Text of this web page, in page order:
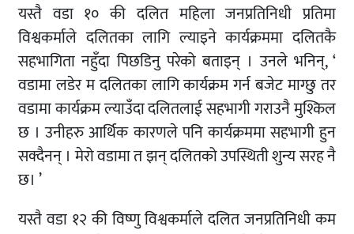
यस्तै वडा १० की दलित महिला जनप्रतिनिधी प्रतिमा
विश्वकर्माले दलितका लागि ल्याइने कार्यक्रममा दलितकै
सहभागिता नहुँदा पिछडिनु परेको बताइन् । उनले भनिन्, ‘
वडामा लडेर म दलितका लागि कार्यक्रम गर्न बजेट माग्छु तर
वडामा कार्यक्रम ल्याउँदा दलितलाई सहभागी गराउनै मुश्किल
छ । उनीहरु आर्थिक कारणले पनि कार्यक्रममा सहभागी हुन
सक्दैनन् । मेरो वडामा त झन् दलितको उपस्थिती शुन्य सरह नै
छ। ’
यस्तै वडा १२ की विष्णु विश्वकर्माले दलित जनप्रतिनिधी कम